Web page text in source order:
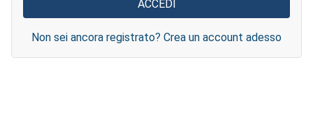
Non sei ancora registrato? Crea un account adesso